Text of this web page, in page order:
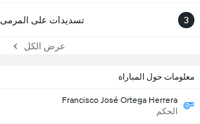
3 تسديدات على المرمى
عرض الكل
معلومات حول المباراة
Francisco José Ortega Herrera
الحكم